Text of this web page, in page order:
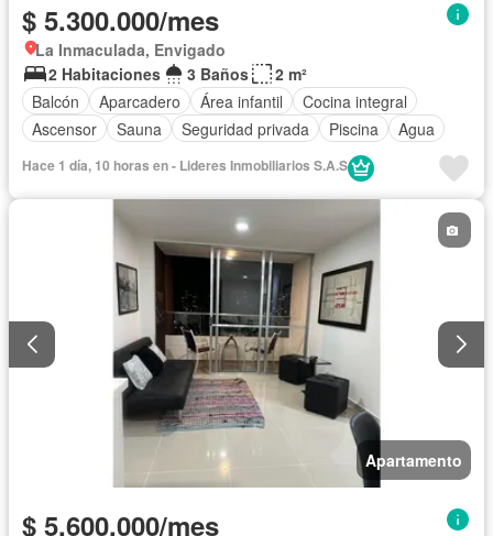
$ 5.300.000/mes
La Inmaculada, Envigado
2 Habitaciones
3 Baños
2 m²
Balcón
Aparcadero Área infantil
Cocina integral
Ascensor
Sauna Seguridad privada Piscina Agua
Hace 1 día, 10 horas en - Lideres Inmobiliarios S.A.S
Apartamento
$ 5.600.000/mes